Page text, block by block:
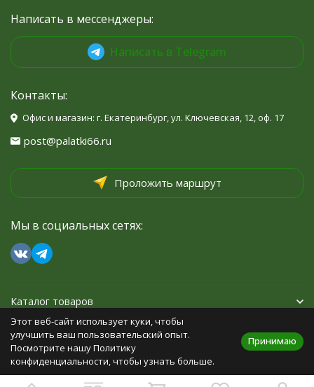
Написать в мессенджеры:
Написать в Telegram
Контакты:
Офис и магазин: г. Екатеринбург, ул. Ключевская, 12, оф. 17
post@palatki66.ru
Проложить маршрут
Мы в социальных сетях:
Каталог товаров
Помощь
Политика персональных данных
Этот веб-сайт использует куки, чтобы
улучшить ваш пользовательский опыт.
Посмотрите нашу Политику
конфиденциальности, чтобы узнать больше.
Принимаю